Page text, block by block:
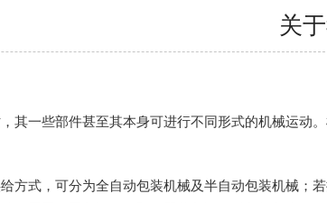
关
其一些部件甚至其本身可进行不同形式的机械运动
方式，可分为全自动包装机械及半自动包装机械